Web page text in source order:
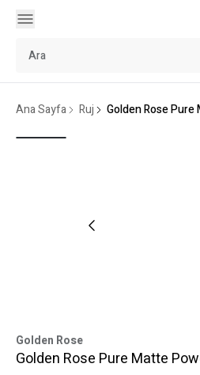
Ana Sayfa Ruj Golden Rose
Golden Rose
Golden Rose Pure Matte